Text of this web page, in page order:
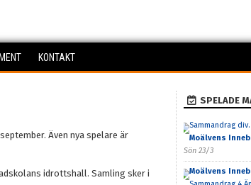
KONTAKT
Även nya spelare är
idrottshall. Samling sker i
SPELADE
Sammandrag
Moälvens
Sön 23/3
Moälvens